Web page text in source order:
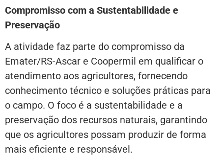
Compromisso com a Sustentabilidade e
Preservação
A atividade faz parte do compromisso da
Emater/RS-Ascar e Coopermil em qualificar o
atendimento aos agricultores, fornecendo
conhecimento técnico e soluções práticas para
o campo. O foco é a sustentabilidade e a
preservação dos recursos naturais, garantindo
que os agricultores possam produzir de forma
mais eficiente e responsável.